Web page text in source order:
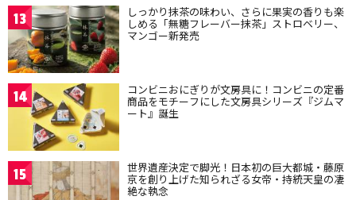
13 しっかり抹茶の味わい、さらに果実の香りも楽
しめる「無糖フレーバー抹茶」ストロベリー、
マンゴー新発売
14 コンビニおにぎりが文房具に！コンビニの定番
商品をモチーフにした文房具シリーズ『ジムマ
ート』誕生
15 世界遺産決定で脚光！日本初の巨大都城・藤原
京を創り上げた知られざる女帝・持統天皇の凄
絶な執念